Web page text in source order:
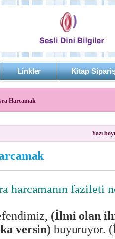
Linkler Kitap
Harcamak
Yazı
harcamanın fazileti
(İlmi olan
versin) buyuruyor.